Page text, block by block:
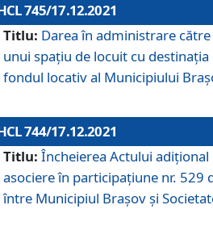
745/17.12.2021
Titlu: Darea în administrare către
unui spațiu de locuit cu
fondul locativ al Municipiului
744/17.12.2021
Titlu: Încheierea Actului
asociere în participațiune nr. 529
între Municipiul Brașov și